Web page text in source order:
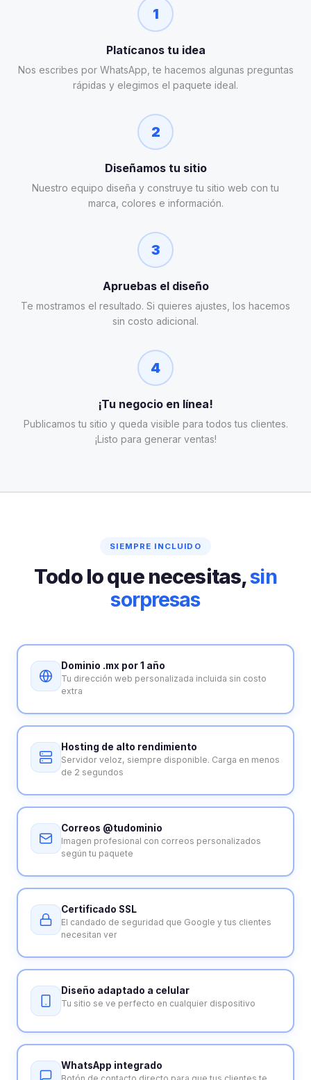
1
Platícanos tu idea
Nos escribes por WhatsApp, te hacemos algunas preguntas
rápidas y elegimos el paquete ideal.
2
Diseñamos tu sitio
Nuestro equipo diseña y construye tu sitio web con tu
marca, colores e información.
3
Apruebas el diseño
Te mostramos el resultado. Si quieres ajustes, los hacemos
sin costo adicional.
4
¡Tu negocio en línea!
Publicamos tu sitio y queda visible para todos tus clientes.
¡Listo para generar ventas!
SIEMPRE INCLUIDO
Todo lo que necesitas,sin
sorpresas
Dominio .mx por 1 año
Tu dirección web personalizada incluida sin costo
extra
Hosting de alto rendimiento
Servidor veloz, siempre disponible. Carga en menos
de 2 segundos
Correos @tudominio
Imagen profesional con correos personalizados
según tu paquete
Certificado SSL
El candado de seguridad que Google y tus clientes
necesitan ver
Diseño adaptado a celular
Tu sitio se ve perfecto en cualquier dispositivo
WhatsApp integrado